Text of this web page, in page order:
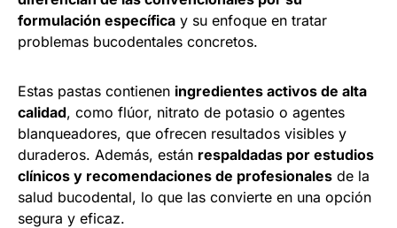
formulación específica y su enfoque en tratar
problemas bucodentales concretos.
Estas pastas contienen ingredientes activos de alta
calidad, como flúor, nitrato de potasio o agentes
blanqueadores, que ofrecen resultados visibles y
duraderos. Además, están respaldadas por estudios
clínicos y recomendaciones de profesionales de la
salud bucodental, lo que las convierte en una opción
segura y eficaz.